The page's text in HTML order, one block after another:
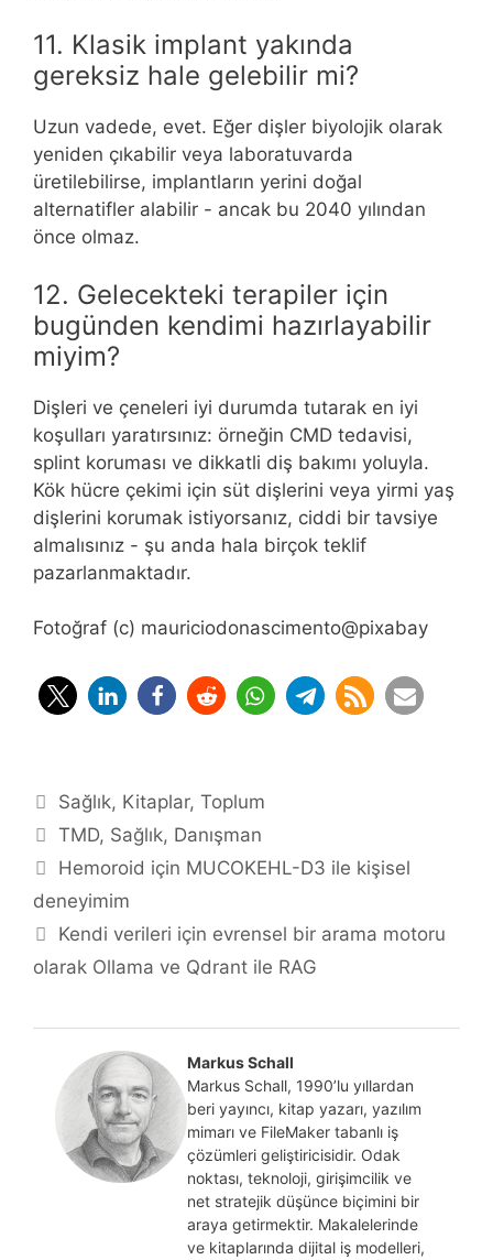
11. Klasik implant yakında
gereksiz hale gelebilir mi?
Uzun vadede, evet. Eğer dişler biyolojik olarak
yeniden çıkabilir veya laboratuvarda
üretilebilirse, implantların yerini doğal
alternatifler alabilir - ancak bu 2040 yılından
önce olmaz.
12. Gelecekteki terapiler için
bugünden kendimi hazırlayabilir
miyim?
Dişleri ve çeneleri iyi durumda tutarak en iyi
koşulları yaratırsınız: örneğin CMD tedavisi,
splint koruması ve dikkatli diş bakımı yoluyla.
Kök hücre çekimi için süt dişlerini veya yirmi yaş
dişlerini korumak istiyorsanız, ciddi bir tavsiye
almalısınız - şu anda hala birçok teklif
pazarlanmaktadır.
Fotoğraf (c) mauriciodonascimento@pixabay
Kategoriler
Sağlık, Kitaplar,Toplum
Etiketler
TMD, Sağlık, Danışman
Hemoroid için MUCOKEHL-D3 ile kişisel
deneyimim
Kendi verileri için evrensel bir arama motoru
olarak Ollama ve Qdrant ile RAG
Markus Schall
Markus Schall, 1990’lu yıllardan
beri yayıncı, kitap yazarı, yazılım
mimarı ve FileMaker tabanlı iş
çözümleri geliştiricisidir. Odak
noktası, teknoloji, girişimcilik ve
net stratejik düşünce biçimini bir
araya getirmektir. Makalelerinde
ve kitaplarında dijital iş modelleri,